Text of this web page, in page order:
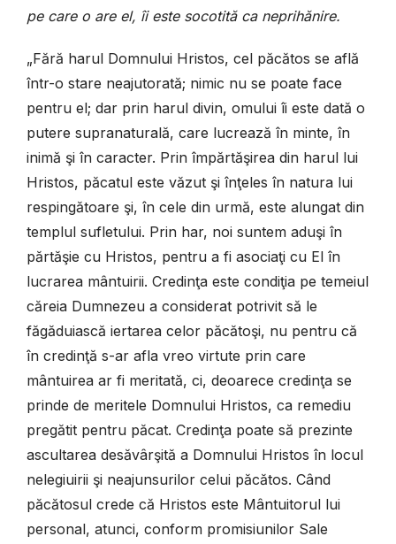
pe care o are el, îi este socotită ca neprihănire.
„Fără harul Domnului Hristos, cel păcătos se află
într-o stare neajutorată; nimic nu se poate face
pentru el; dar prin harul divin, omului îi este dată o
putere supranaturală, care lucrează în minte, în
inimă şi în caracter. Prin împărtăşirea din harul lui
Hristos, păcatul este văzut şi înţeles în natura lui
respingătoare şi, în cele din urmă, este alungat din
templul sufletului. Prin har, noi suntem aduşi în
părtăşie cu Hristos, pentru a fi asociaţi cu El în
lucrarea mântuirii. Credinţa este condiţia pe temeiul
căreia Dumnezeu a considerat potrivit să le
făgăduiască iertarea celor păcătoşi, nu pentru că
în credinţă s-ar afla vreo virtute prin care
mântuirea ar fi meritată, ci, deoarece credinţa se
prinde de meritele Domnului Hristos, ca remediu
pregătit pentru păcat. Credinţa poate să prezinte
ascultarea desăvârşită a Domnului Hristos în locul
nelegiuirii şi neajunsurilor celui păcătos. Când
păcătosul crede că Hristos este Mântuitorul lui
personal, atunci, conform promisiunilor Sale